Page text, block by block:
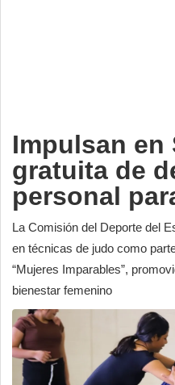
Impulsan en
gratuita de
personal
La Comisión del Deporte del
en técnicas de judo como
“Mujeres Imparables”,
bienestar femenino